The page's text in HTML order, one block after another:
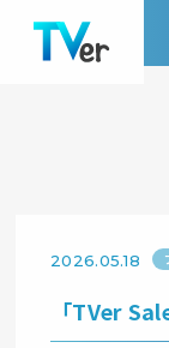
2026.05.18
「TVer